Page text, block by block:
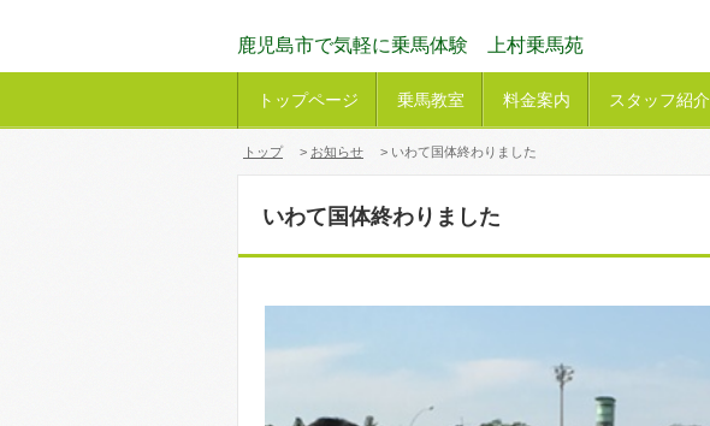
鹿児島市で気軽に乗馬体験 上村乗馬苑
トップページ 乗馬教室 料金案内 スタッフ紹介
トップ > お知らせ > いわて国体終わりました
いわて国体終わりました